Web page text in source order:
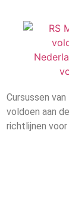
Cursussen
voldoen aan
richtlijnen